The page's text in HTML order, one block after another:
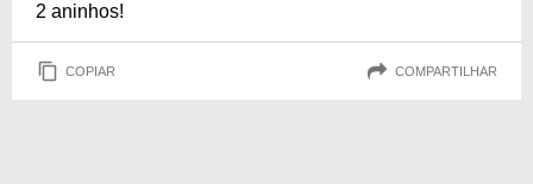
2 aninhos!
COPIAR COMPARTILHAR